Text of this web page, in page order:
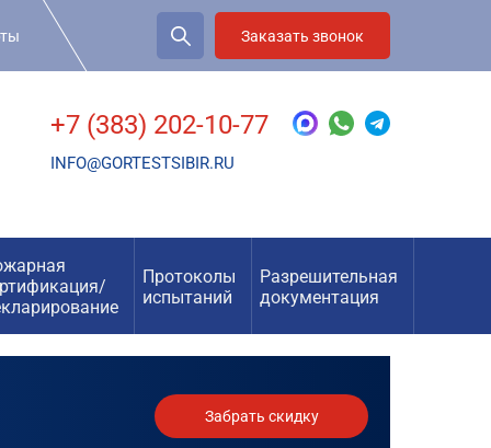
Заказать звонок
+7 (383) 202-10-77
INFO@GORTESTSIBIR.RU
Протоколы
испытаний
Разрешительная
документация
Забрать скидку